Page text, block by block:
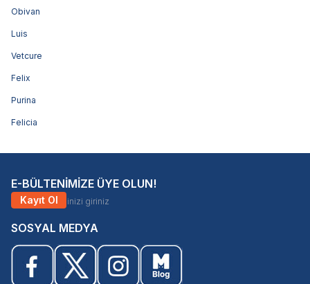
Obivan
Luis
Vetcure
Felix
Purina
Felicia
E-BÜLTENİMİZE ÜYE OLUN!
Kayıt Ol
SOSYAL MEDYA